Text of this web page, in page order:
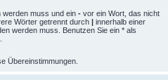
werden muss und ein - vor ein Wort, das nicht
Wörter getrennt durch | innerhalb einer
werden muss. Benutzen Sie ein * als
Übereinstimmungen.